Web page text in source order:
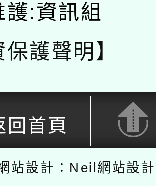
:資訊組
保護聲明】
回首頁
站設計：Neil網站設